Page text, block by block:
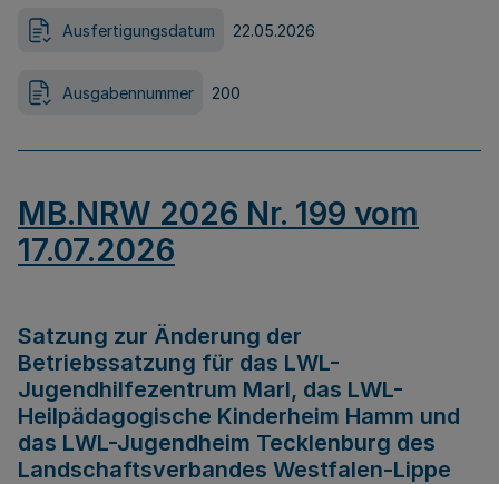
Ausfertigungsdatum 22.05.2026
Ausgabennummer 200
MB.NRW 2026 Nr. 199 vom
17.07.2026
Satzung zur Änderung der
Betriebssatzung für das LWL-
Jugendhilfezentrum Marl, das LWL-
Heilpädagogische Kinderheim Hamm und
das LWL-Jugendheim Tecklenburg des
Landschaftsverbandes Westfalen-Lippe